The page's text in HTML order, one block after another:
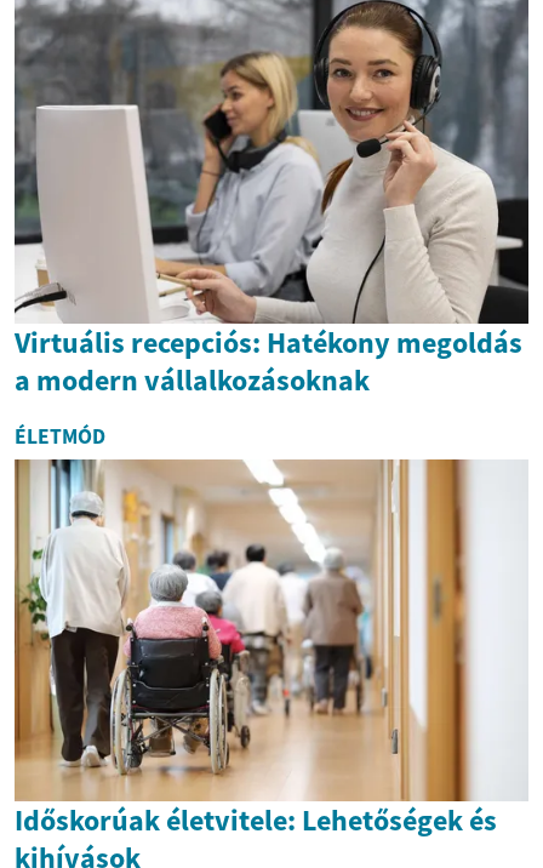
Virtuális recepciós: Hatékony megoldás
a modern vállalkozásoknak
ÉLETMÓD
Időskorúak életvitele: Lehetőségek és
kihívások